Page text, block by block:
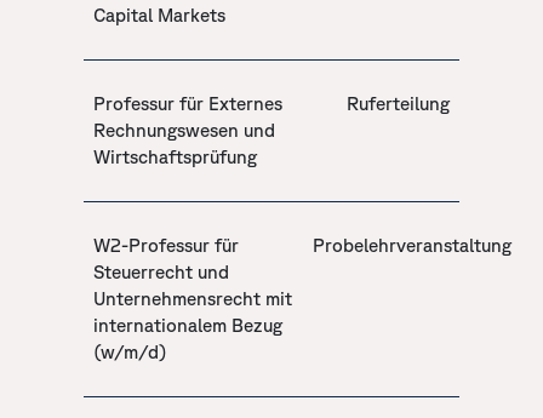
Capital Markets
Professur für Externes
Rechnungswesen und
Wirtschaftsprüfung
Ruferteilung
W2-Professur für
Steuerrecht und
Unternehmensrecht mit
internationalem Bezug
(w/m/d)
Probelehrveranstaltung